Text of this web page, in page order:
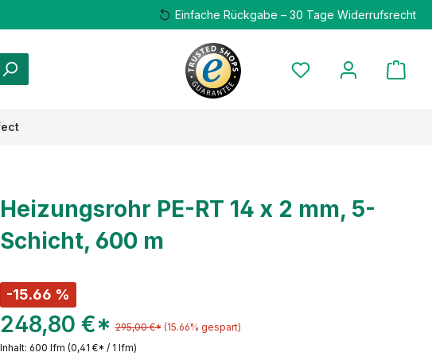
Einfache Rückgabe – 30 Tage Widerrufsrecht
Heizungsrohr PE-RT 14 x 2 mm, 5-
Schicht, 600 m
-15.66 %
248,80 €* 295,00 €* (15.66% gespart)
Inhalt: 600 lfm (0,41 €* / 1 lfm)